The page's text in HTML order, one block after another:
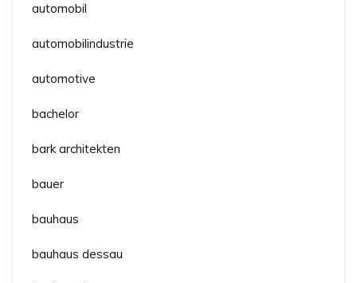
automobil
automobilindustrie
automotive
bachelor
bark architekten
bauer
bauhaus
bauhaus dessau